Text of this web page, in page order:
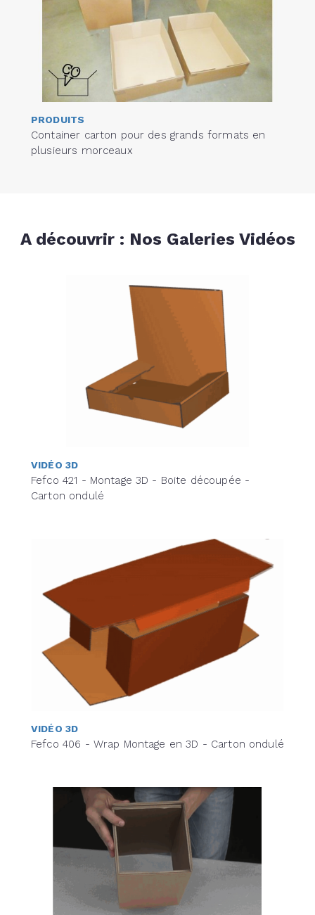
PRODUITS
Container carton pour des grands formats en
plusieurs morceaux
A découvrir : Nos Galeries Vidéos
VIDÉO 3D
Fefco 421 - Montage 3D - Boite découpée -
Carton ondulé
VIDÉO 3D
Fefco 406 - Wrap Montage en 3D - Carton ondulé